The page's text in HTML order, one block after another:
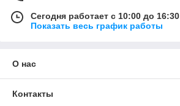
Сегодня работает с 10:00 до 16:30
Показать весь график работы
О нас
Контакты